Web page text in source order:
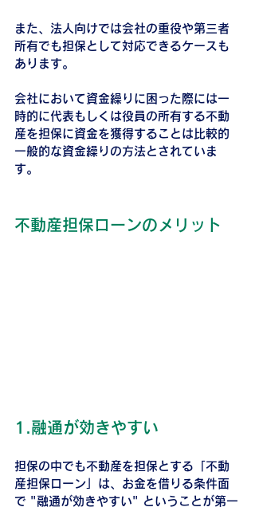
また、法人向けでは会社の重役や第三者
所有でも担保として対応できるケースも
あります。
会社において資金繰りに困った際には一
時的に代表もしくは役員の所有する不動
産を担保に資金を獲得することは比較的
一般的な資金繰りの方法とされていま
す。
不動産担保ローンのメリット
1.融通が効きやすい
担保の中でも不動産を担保とする「不動
産担保ローン」は、お金を借りる条件面
で "融通が効きやすい" ということが第一